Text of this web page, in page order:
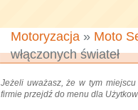
Motoryzacja » Moto
włączonych świateł
Jeżeli uważasz, że w tym
firmie przejdź do menu dla